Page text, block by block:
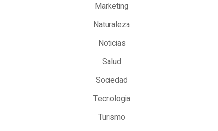
Marketing
Naturaleza
Noticias
Salud
Sociedad
Tecnologia
Turismo